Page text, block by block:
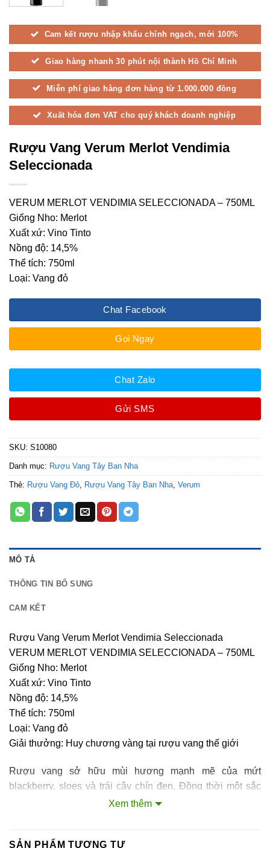
Cam kết rượu nhập khẩu chính ngạch, mới 100%
Giao hàng nhanh 30 phút nội thành Hồ Chí Minh
Miễn phí giao hàng đơn hàng từ 1.000.000 đồng
Xuất hóa đơn VAT cho quý khách doanh nghiệp
Rượu Vang Verum Merlot Vendimia
Seleccionada
VERUM MERLOT VENDIMIA SELECCIONADA – 750ML
Giống Nho: Merlot
Xuất xứ: Vino Tinto
Nồng độ: 14,5%
Thể tích: 750ml
Loại: Vang đỏ
Chat Facebook
Gọi Ngay
Chat Zalo
Gửi SMS
SKU: S10080
Danh mục: Rượu Vang Tây Ban Nha
Thẻ: Rượu Vang Đỏ, Rượu Vang Tây Ban Nha, Verum
MÔ TẢ
THÔNG TIN BỔ SUNG
CAM KẾT
Rượu Vang Verum Merlot Vendimia Seleccionada
VERUM MERLOT VENDIMIA SELECCIONADA – 750ML
Giống Nho: Merlot
Xuất xứ: Vino Tinto
Nồng độ: 14,5%
Thể tích: 750ml
Loại: Vang đỏ
Giải thưởng: Huy chương vàng tại rượu vang thế giới
Rượu vang sở hữu mùi hương mạnh mẽ của mứt
blackberry, sloes và trái cây chín đen. Đồng thời một sắc
thái balsamic xuất hiện, kèm theo một lời nhắc nhở tinh
Xem thêm
SẢN PHẨM TƯƠNG TỰ